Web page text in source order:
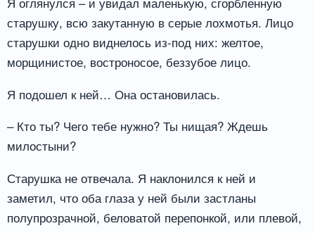
старушку, всю закутанную в серые лохмотья. Лицо
старушки одно виднелось из-под них: желтое,
морщинистое, востроносое, беззубое лицо.
Я подошел к ней… Она остановилась.
– Кто ты? Чего тебе нужно? Ты нищая? Ждешь
милостыни?
Старушка не отвечала. Я наклонился к ней и
заметил, что оба глаза у ней были застланы
полупрозрачной, беловатой перепонкой, или плевой,